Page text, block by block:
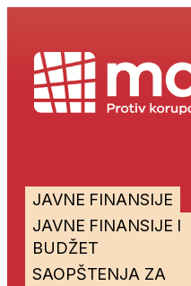
JAVNE FINANSIJE
JAVNE FINANSIJE I
BUDŽET
SAOPŠTENJA ZA